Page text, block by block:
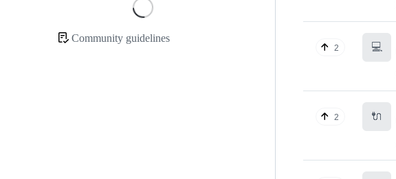
Community guidelines
2 💻
2 🔌